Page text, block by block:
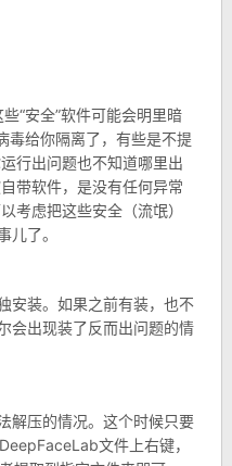
“安全”软件可能会明里暗
毒给你隔离了，有些是不提
行出问题也不知道哪里出
带软件，是没有任何异常
考虑把这些安全（流氓）
儿了。
安装。如果之前有装，也不
会出现装了反而出问题的情
解压的情况。这个时候只要
文件上右键，